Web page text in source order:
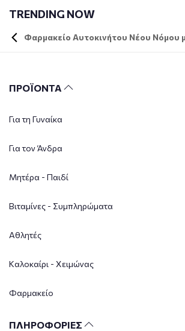
TRENDING NOW
Φαρμακείο Αυτοκινήτου Νέου Νόμου
ΠΡΟΪΟΝΤΑ
Για τη Γυναίκα
Για τον Άνδρα
Μητέρα - Παιδί
Βιταμίνες - Συμπληρώματα
Αθλητές
Καλοκαίρι - Χειμώνας
Φαρμακείο
ΠΛΗΡΟΦΟΡΙΕΣ